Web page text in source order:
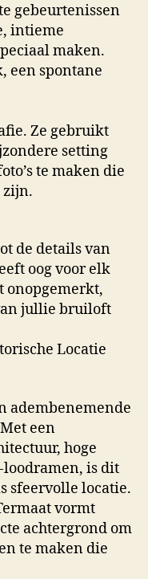
gebeurtenissen
intieme
maken.
een spontane
Ze gebruikt
setting
te maken die
de details van
oog voor elk
onopgemerkt,
jullie bruiloft
Locatie
adembenemende
een
hoge
is dit
sfeervolle locatie.
vormt
achtergrond om
te maken die